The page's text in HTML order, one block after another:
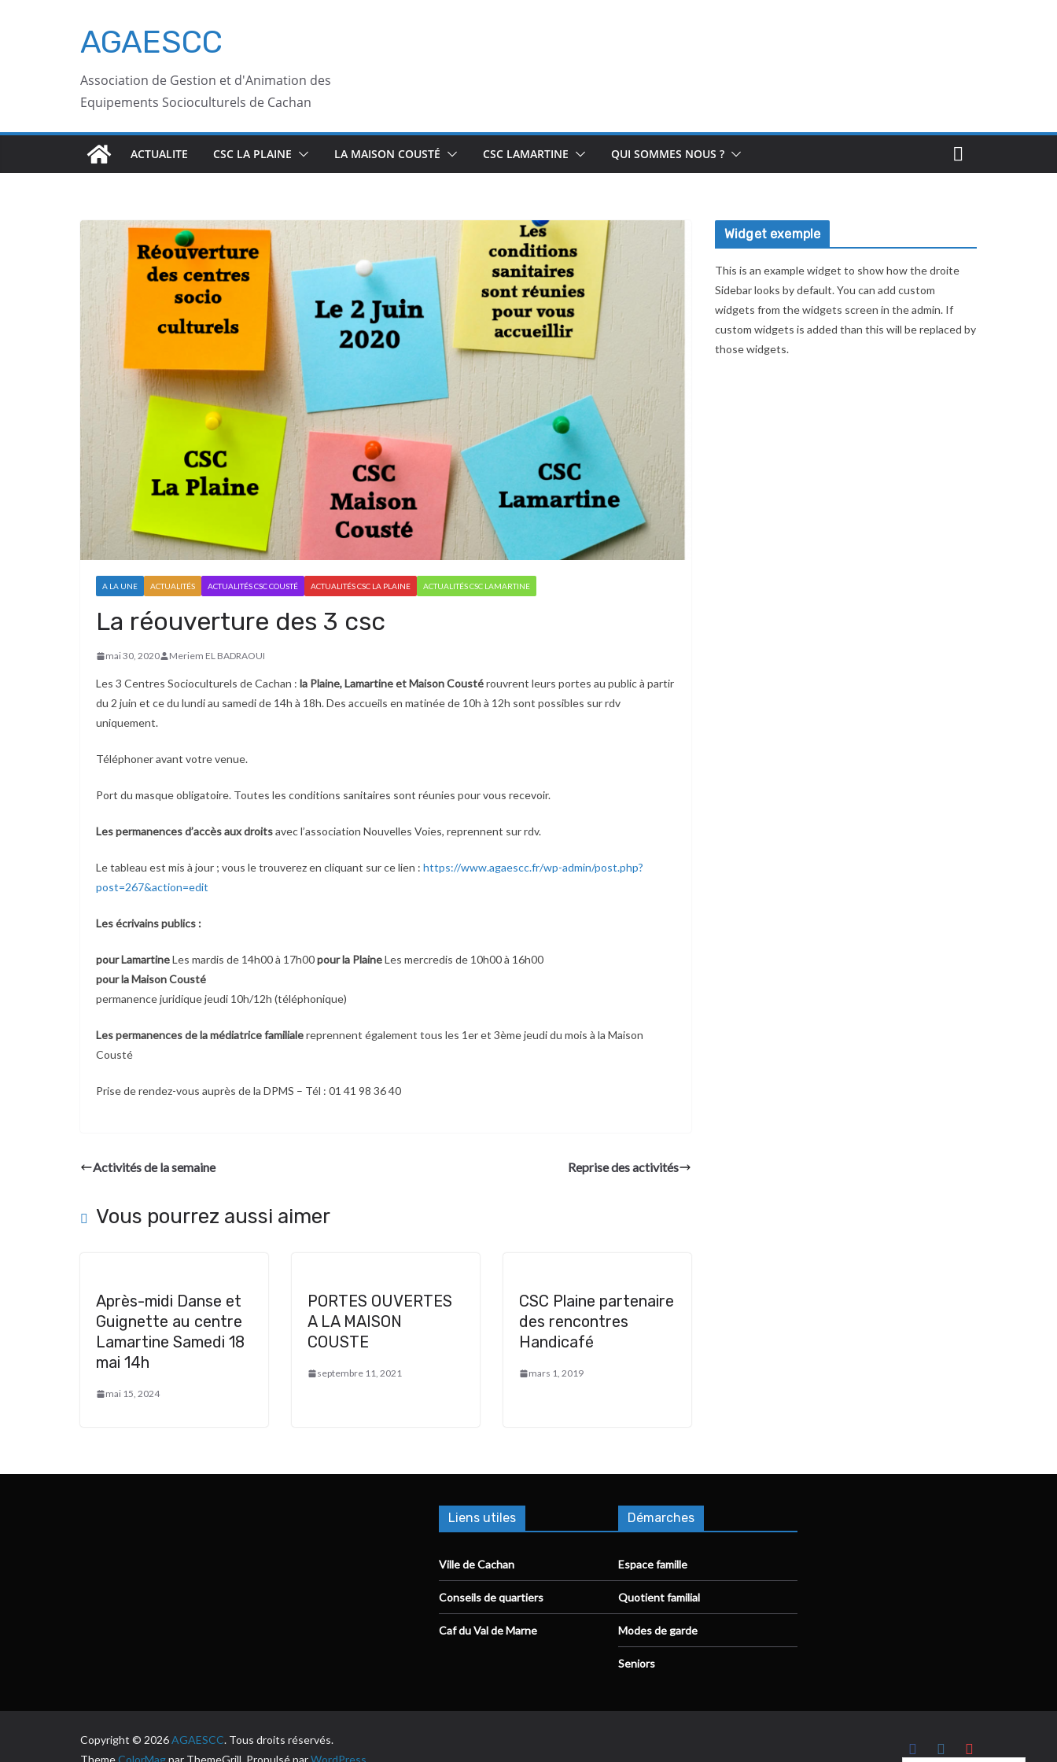
AGAESCC
Association de Gestion et d'Animation des
Equipements Socioculturels de Cachan
ACTUALITE CSC LA PLAINE LA MAISON COUSTÉ CSC LAMARTINE QUI SOMMES NOUS ?
A LA UNE ACTUALITÉS ACTUALITÉS CSC COUSTÉ ACTUALITÉS CSC LA PLAINE ACTUALITÉS CSC LAMARTINE
La réouverture des 3 csc
mai 30, 2020 Meriem EL BADRAOUI
Les 3 Centres Socioculturels de Cachan : la Plaine, Lamartine et Maison Coustérouvrent leurs portes au public à partir
du 2 juin et ce du lundi au samedi de 14h à 18h. Des accueils en matinée de 10h à 12h sont possibles sur rdv
uniquement.
Téléphoner avant votre venue.
Port du masque obligatoire. Toutes les conditions sanitaires sont réunies pour vous recevoir.
Les permanences d’accès aux droitsavec l’association Nouvelles Voies, reprennent sur rdv.
Le tableau est mis à jour ; vous le trouverez en cliquant sur ce lien : https://www.agaescc.fr/wp-admin/post.php?
post=267&action=edit
Les écrivains publics :
pour LamartineLes mardis de 14h00 à 17h00pour la PlaineLes mercredis de 10h00 à 16h00
pour la Maison Cousté
permanence juridique jeudi 10h/12h (téléphonique)
Les permanences de la médiatrice familialereprennent également tous les 1er et 3ème jeudi du mois à la Maison
Cousté
Prise de rendez-vous auprès de la DPMS – Tél : 01 41 98 36 40
Activités de la semaine Reprise des activités
Vous pourrez aussi aimer
Après-midi Danse et
Guignette au centre
Lamartine Samedi 18
mai 14h
mai 15, 2024
PORTES OUVERTES
A LA MAISON
COUSTE
septembre 11, 2021
CSC Plaine partenaire
des rencontres
Handicafé
mars 1, 2019
Widget exemple
This is an example widget to show how the droite
Sidebar looks by default. You can add custom
widgets from the widgets screen in the admin. If
custom widgets is added than this will be replaced by
those widgets.
Liens utiles
Ville de Cachan
Conseils de quartiers
Caf du Val de Marne
Démarches
Espace famille
Quotient familial
Modes de garde
Seniors
Copyright © 2026AGAESCC. Tous droits réservés.